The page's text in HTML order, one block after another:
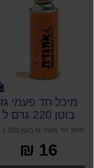
מיכל חד פעמי גז
בוטן 220 גרם ל
גז-נע
16 ₪